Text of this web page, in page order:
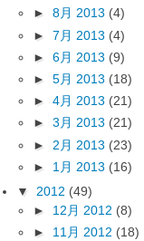
► 8月 2013 (4)
► 7月 2013 (4)
► 6月 2013 (9)
► 5月 2013 (18)
► 4月 2013 (21)
► 3月 2013 (21)
► 2月 2013 (23)
► 1月 2013 (16)
▼ 2012 (49)
► 12月 2012 (8)
► 11月 2012 (18)